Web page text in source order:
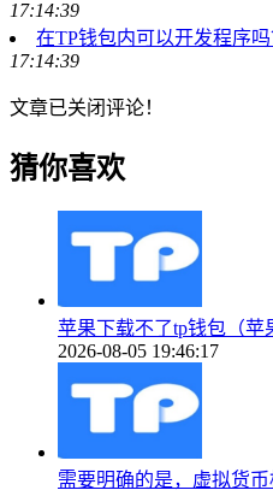
17:14:39
在TP钱包内可以开发程序
17:14:39
文章已关闭评论！
猜你喜欢
苹果下载不了tp钱包（苹
2026-08-05 19:46:17
需要明确的是，虚拟货